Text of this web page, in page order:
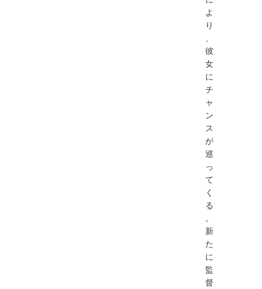
よ
り
彼
女
に
チ
ャ
ン
ス
が
巡
っ
て
く
る
。
新
た
に
監
督